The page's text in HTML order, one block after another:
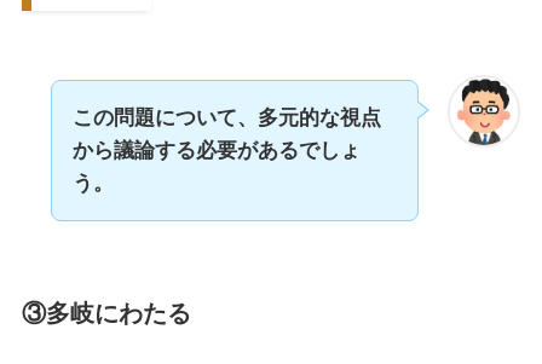
この問題について、多元的な視点
から議論する必要があるでしょ
う。
③多岐にわたる